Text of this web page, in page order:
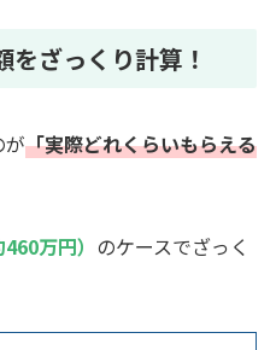
ざっくり計算！
が「実際どれくらいもらえる
万円） のケースでざっく